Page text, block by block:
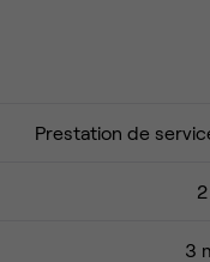
Prestation de
3